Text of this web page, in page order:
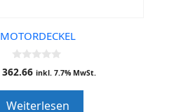
MOTORDECKEL
0
o
o
362.66 inkl. 7.7% MwSt.
Weiterlesen